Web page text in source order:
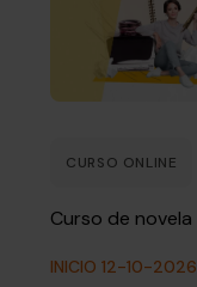
CURSO ONLINE
Curso de novela
INICIO 12-10-2026